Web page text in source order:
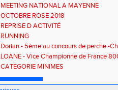
MEETING NATIONAL A MAYENNE
OCTOBRE ROSE 2018
REPRISE D ACTIVITÉ
RUNNING
Dorian - 5ème au concours de perche -
LOANE - Vice Championne de France
CATEGORIE MINIMES